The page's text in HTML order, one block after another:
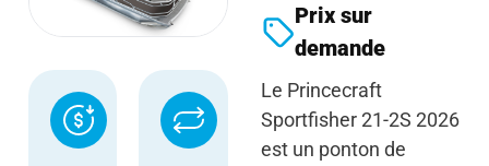
Prix sur
demande
Le Princecraft
Sportfisher 21-2S 2026
est un ponton de